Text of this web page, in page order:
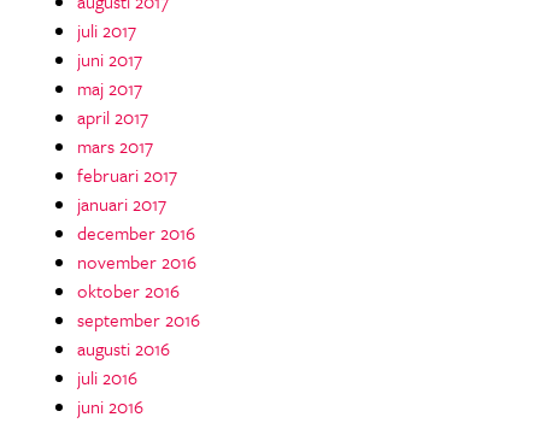
juli 2017
juni 2017
maj 2017
april 2017
mars 2017
februari 2017
januari 2017
december 2016
november 2016
oktober 2016
september 2016
augusti 2016
juli 2016
juni 2016